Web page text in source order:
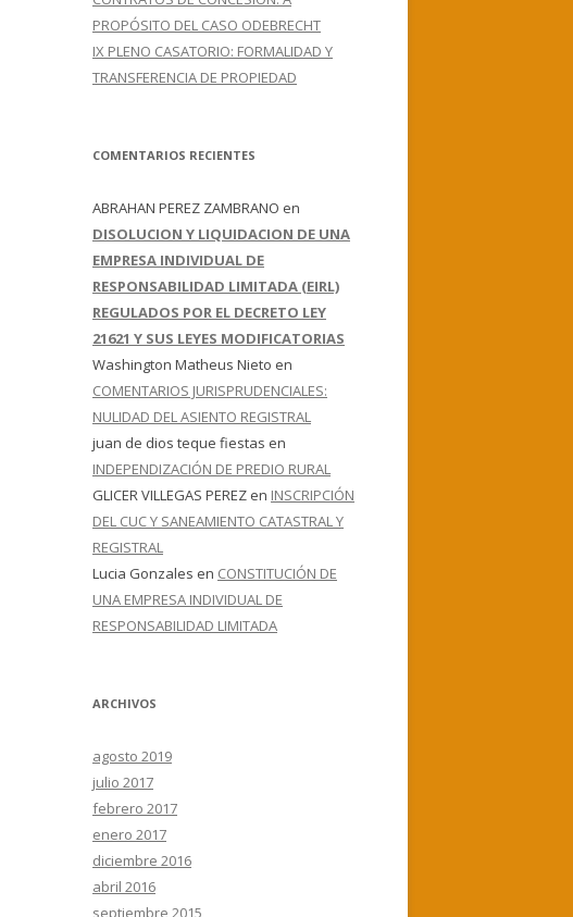
PROPÓSITO DEL CASO ODEBRECHT
IX PLENO CASATORIO: FORMALIDAD Y
TRANSFERENCIA DE PROPIEDAD
COMENTARIOS RECIENTES
ABRAHAN PEREZ ZAMBRANO en
DISOLUCION Y LIQUIDACION DE UNA
EMPRESA INDIVIDUAL DE
RESPONSABILIDAD LIMITADA (EIRL)
REGULADOS POR EL DECRETO LEY
21621 Y SUS LEYES MODIFICATORIAS
Washington Matheus Nieto en
COMENTARIOS JURISPRUDENCIALES:
NULIDAD DEL ASIENTO REGISTRAL
juan de dios teque fiestas en
INDEPENDIZACIÓN DE PREDIO RURAL
GLICER VILLEGAS PEREZ en INSCRIPCIÓN
DEL CUC Y SANEAMIENTO CATASTRAL Y
REGISTRAL
Lucia Gonzales en CONSTITUCIÓN DE
UNA EMPRESA INDIVIDUAL DE
RESPONSABILIDAD LIMITADA
ARCHIVOS
agosto 2019
julio 2017
febrero 2017
enero 2017
diciembre 2016
abril 2016
septiembre 2015